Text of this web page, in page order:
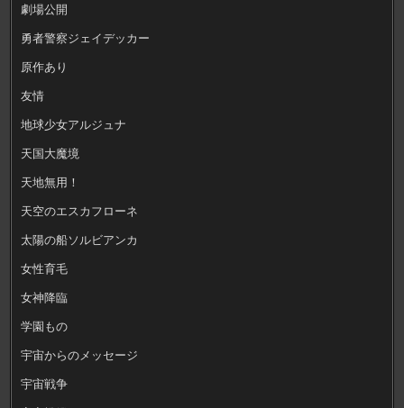
劇場公開
勇者警察ジェイデッカー
原作あり
友情
地球少女アルジュナ
天国大魔境
天地無用！
天空のエスカフローネ
太陽の船ソルビアンカ
女性育毛
女神降臨
学園もの
宇宙からのメッセージ
宇宙戦争